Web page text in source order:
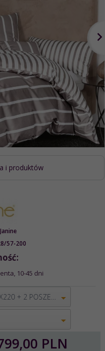
i produktów
Janine
57-200
10-45 dni
POSZWA NA KOŁDRĘ 200X220 + 2 POSZEWKI 80X80
00 PLN